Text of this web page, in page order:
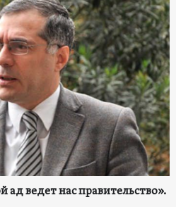
ведет нас правительство».